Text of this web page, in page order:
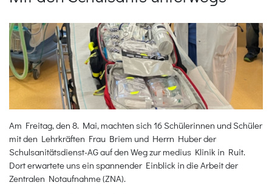
Am Freitag, den 8. Mai, machten sich 16 Schülerinnen und Schüler
mit den Lehrkräften Frau Briem und Herrn Huber der
Schulsanitätsdienst-AG auf den Weg zur medius Klinik in Ruit.
Dort erwartete uns ein spannender Einblick in die Arbeit der
Zentralen Notaufnahme (ZNA).